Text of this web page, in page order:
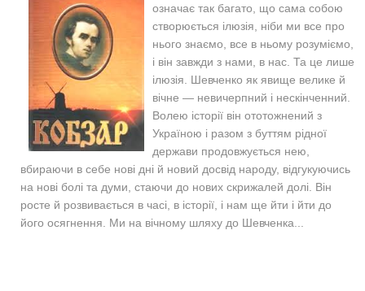
означає так багато, що сама собою
створюється ілюзія, ніби ми все про
нього знаємо, все в ньому розуміємо,
і він завжди з нами, в нас. Та це лише
ілюзія. Шевченко як явище велике й
вічне — невичерпний і нескінченний.
Волею історії він ототожнений з
Україною і разом з буттям рідної
держави продовжується нею,
вбираючи в себе нові дні й новий досвід народу, відгукуючись
на нові болі та думи, стаючи до нових скрижалей долі. Він
росте й розвивається в часі, в історії, і нам ще йти і йти до
його осягнення. Ми на вічному шляху до Шевченка...